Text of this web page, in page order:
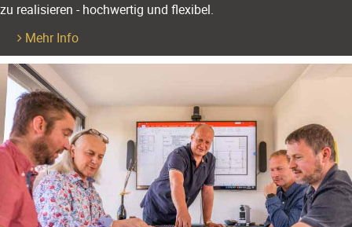
zu realisieren - hochwertig und flexibel.
Mehr Info